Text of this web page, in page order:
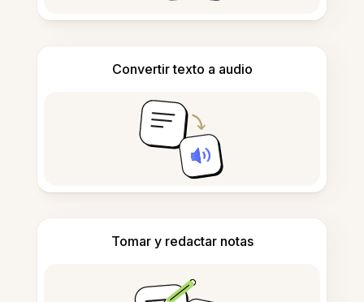
Convertir texto a audio
Tomar y redactar notas